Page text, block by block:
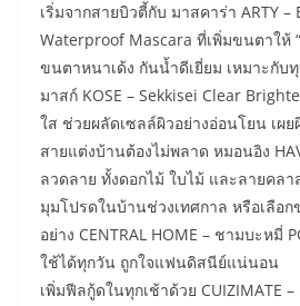
เริ่มจากสายบิวตี้กับ มาสคาร่า ARTY –
Waterproof Mascara ที่เพิ่มขนตาให้
ขนตาหนาเด้ง กันน้ำดีเยี่ยม เหมาะกับ
มาสก์ KOSE – Sekkisei Clear
ใส ช่วยผลัดเซลล์ผิวอย่างอ่อนโยน เผ
สายแต่งบ้านต้องไม่พลาด หมอนอิง
ลวดลาย ทั้งดอกไม้ ใบไม้ และลายคล
มุมโปรดในบ้านช่วงเทศกาล หรือเลือ
อย่าง CENTRAL HOME – ชามบะหมี่
ใช้ได้ทุกวัน ถูกใจแฟนดิสนีย์แน่นอน
เพิ่มฟีลกู้ดในทุกเช้าด้วย CUIZIMATE